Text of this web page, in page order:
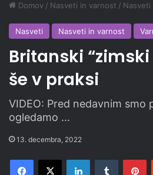
Domov / Nasveti in varnost / Nasveti
Nasveti Nasveti in varnost
Britanski
še v praksi
VIDEO: Pred nedavnim smo
ogledamo ...
13. decembra, 2022
Facebook
X LinkedInTumblr